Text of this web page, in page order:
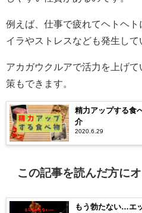
例えば、仕事で疲れてヘトヘ
イラやストレスなども発生して
アカガウクルアで活力を上げ
策もできます。
精力アップする食
介
2020.6.29
この記事を読んだ方に
もう勃たない…エ